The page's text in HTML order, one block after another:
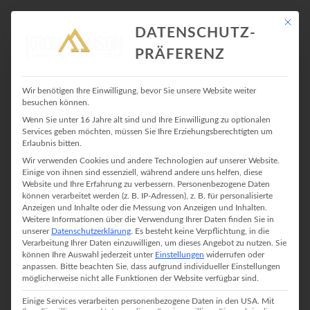
SPORTKLETTERN
OVERCOMING THE FEAR OF
FALLING
24. Juli 2019 InKlettern No Comment
Ich und meine Angst vor Stürzen beim Klettern. Allein wenn ich
daran denke bekomme ich feuchte Hände. Diese Angst vor dem
Stürzen ist etwas, was mich am meisten beim Klettern
beeinträchtigt. Ich könnte so viel stärker klettern, würde ich mich
[…]
Mit
DATENSCHUTZ-
PRÄFERENZ
Wir benötigen Ihre Einwilligung, bevor Sie unsere Website weiter
besuchen können.
Wenn Sie unter 16 Jahre alt sind und Ihre Einwilligung zu optionalen
Services geben möchten, müssen Sie Ihre Erziehungsberechtigten um
Erlaubnis bitten.
Wir verwenden Cookies und andere Technologien auf unserer Website.
Einige von ihnen sind essenziell, während andere uns helfen, diese
Website und Ihre Erfahrung zu verbessern.
Personenbezogene Daten
können verarbeitet werden (z. B. IP-Adressen), z. B. für personalisierte
Anzeigen und Inhalte oder die Messung von Anzeigen und Inhalten.
Weitere Informationen über die Verwendung Ihrer Daten finden Sie in
unserer Datenschutzerklärung Es besteht keine Verpflichtung, in die
Verarbeitung Ihrer Daten einzuwilligen, um dieses Angebot zu nutzen. Sie
können Ihre Auswahl jederzeit unter Einstellungen widerrufen oder
anpassen.
Bitte beachten Sie, dass aufgrund individueller Einstellungen
möglicherweise nicht alle Funktionen der Website verfügbar sind.
Einige Services verarbeiten personenbezogene Daten in den USA. Mit